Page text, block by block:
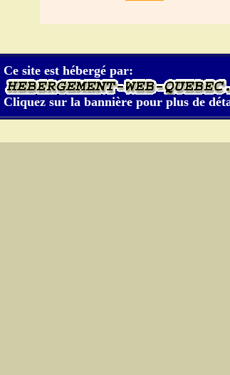
Ce site est hébergé par:
Cliquez sur la bannière pour plus de